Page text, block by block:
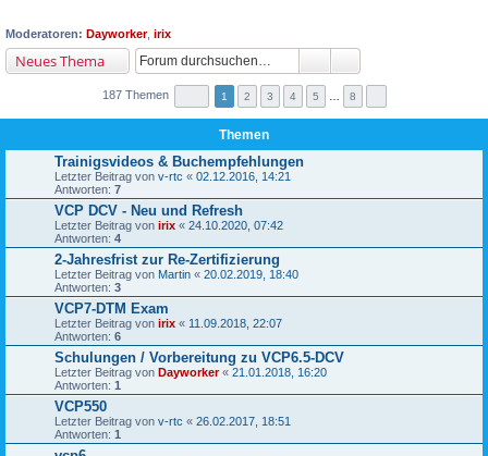
Moderatoren: Dayworker, irix
Neues Thema
187 Themen 1 2 3 4 5 8
Themen
Trainigsvideos & Buchempfehlungen
Letzter Beitrag von v-rtc « 02.12.2016, 14:21
Antworten: 7
VCP DCV - Neu und Refresh
Letzter Beitrag von irix « 24.10.2020, 07:42
Antworten: 4
2-Jahresfrist zur Re-Zertifizierung
Letzter Beitrag von Martin « 20.02.2019, 18:40
Antworten: 3
VCP7-DTM Exam
Letzter Beitrag von irix « 11.09.2018, 22:07
Antworten: 6
Schulungen / Vorbereitung zu VCP6.5-DCV
Letzter Beitrag von Dayworker« 21.01.2018, 16:20
Antworten: 1
VCP550
Letzter Beitrag von v-rtc « 26.02.2017, 18:51
Antworten: 1